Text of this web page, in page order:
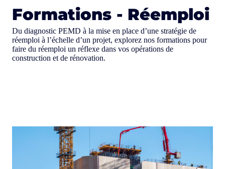
Formations - Réemploi
Du diagnostic PEMD à la mise en place d’une stratégie de
réemploi à l’échelle d’un projet, explorez nos formations pour
faire du réemploi un réflexe dans vos opérations de
construction et de rénovation.